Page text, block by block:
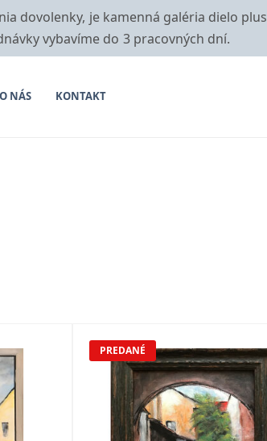
dovolenky, je kamenná galéria dielo plus
vybavíme do 3 pracovných dní.
O NÁS KONTAKT
PREDANÉ